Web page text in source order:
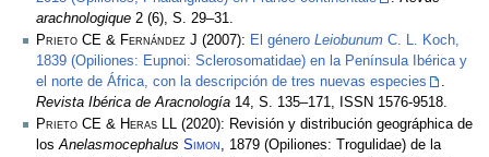
arachnologique 2 (6), S. 29–31.
Prieto CE & Fernández J (2007): El género Leiobunum C. L. Koch,
1839 (Opiliones: Eupnoi: Sclerosomatidae) en la Península Ibérica y
el norte de África, con la descripción de tres nuevas especies
.
Revista Ibérica de Aracnología 14, S. 135–171, ISSN 1576-9518.
Prieto CE & Heras LL (2020): Revisión y distribución geográphica de
losAnelasmocephalus Simon, 1879 (Opiliones: Trogulidae) de la